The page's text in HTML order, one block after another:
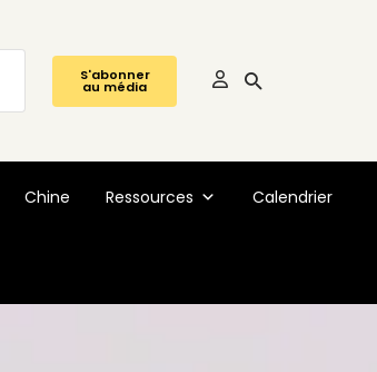
S'abonner
au média
Chine Ressources Calendrier